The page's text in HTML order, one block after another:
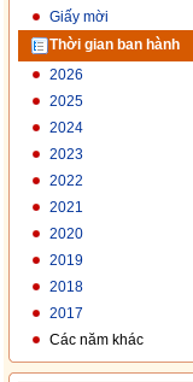
Giấy mời
Thời gian ban hành
2026
2025
2024
2023
2022
2021
2020
2019
2018
2017
Các năm khác